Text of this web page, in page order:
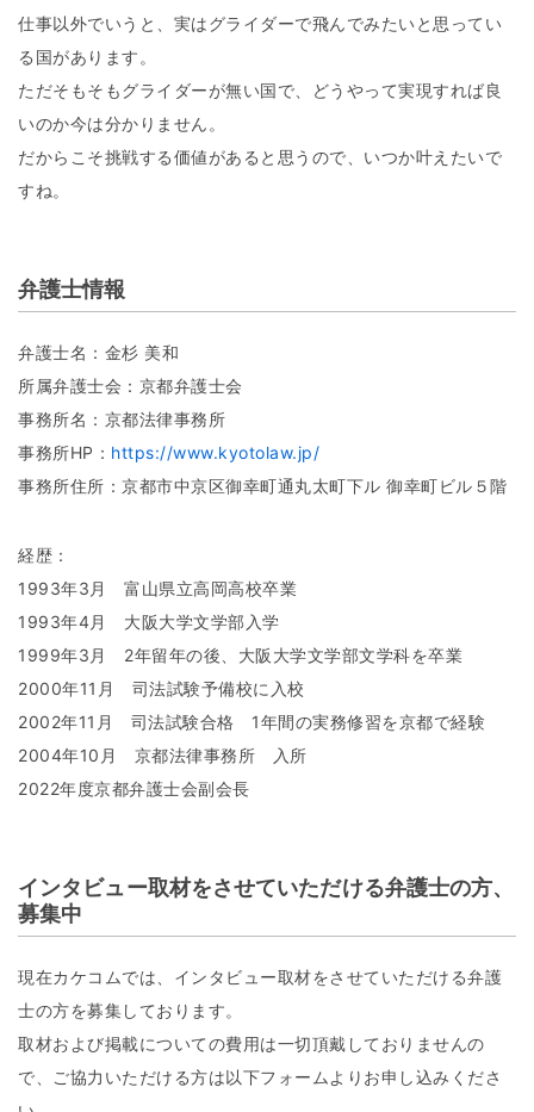
仕事以外でいうと、実はグライダーで飛んでみたいと思ってい
る国があります。
ただそもそもグライダーが無い国で、どうやって実現すれば良
いのか今は分かりません。
だからこそ挑戦する価値があると思うので、いつか叶えたいで
すね。
弁護士情報
弁護士名：金杉 美和
所属弁護士会：京都弁護士会
事務所名：京都法律事務所
事務所HP： https://www.kyotolaw.jp/
事務所住所：京都市中京区御幸町通丸太町下ル 御幸町ビル５階
経歴：
1993年3月 富山県立高岡高校卒業
1993年4月 大阪大学文学部入学
1999年3月 2年留年の後、大阪大学文学部文学科を卒業
2000年11月 司法試験予備校に入校
2002年11月 司法試験合格 1年間の実務修習を京都で経験
2004年10月 京都法律事務所 入所
2022年度京都弁護士会副会長
インタビュー取材をさせていただける弁護士の方、
募集中
現在カケコムでは、インタビュー取材をさせていただける弁護
士の方を募集しております。
取材および掲載についての費用は一切頂戴しておりませんの
で、ご協力いただける方は以下フォームよりお申し込みくださ